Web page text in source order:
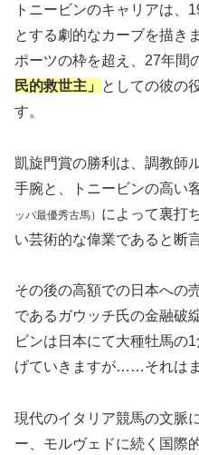
トニービンのキャリアは、
とする劇的なカーブを描き
ポーツの枠を超え、27年間
民的救世主」
としての彼の
す。
凱旋門賞の勝利は、調教師
手腕と、トニービンの高い
ッパ最優秀古馬） によって裏打
い芸術的な偉業であると断
その後の高額での日本への
であるガウッチ氏の金融破
ビンは日本にて大種牡馬の
げていきますが……それはま
現代のイタリア競馬の文脈
ー、モルヴェドに続く国際